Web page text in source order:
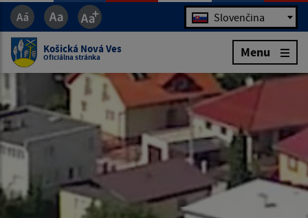
Jazyk Slovenčina
Košická Nová Ves
Oficiálna stránka Menu